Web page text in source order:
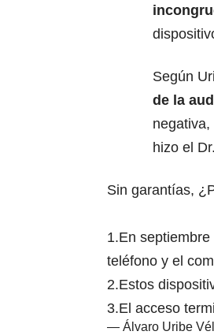
Según
de la
hizo el
Sin garantías,
1.En
teléfono y el
2.Estos
3.El acceso
— Álvaro Uribe